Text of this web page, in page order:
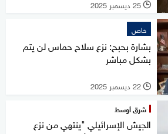
l 25 ديسمبر 2025
خاص
بشارة بحبح: نزع سلاح حماس لن يتم
بشكل مباشر
l 22 ديسمبر 2025
شرق أوسط
الجيش الإسرائيلي "ينتهي من نزع